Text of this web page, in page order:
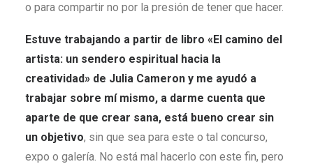
o para compartir no por la presión de tener que hacer.
Estuve trabajando a partir de libro «El camino del
artista: un sendero espiritual hacia la
creatividad» de Julia Cameron y me ayudó a
trabajar sobre mí mismo, a darme cuenta que
aparte de que crear sana, está bueno crear sin
un objetivo, sin que sea para este o tal concurso,
expo o galería. No está mal hacerlo con este fin, pero